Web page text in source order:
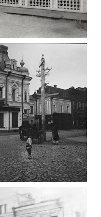
1947
Фото Житомир (1945-
Leave a comment
Фото Житомира період
року
Leave a comment